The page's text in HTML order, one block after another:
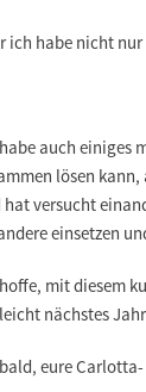
ich habe nicht
auch einiges
lösen
hat versucht
einsetzen
mit diesem
nächstes
eure Carlotta-